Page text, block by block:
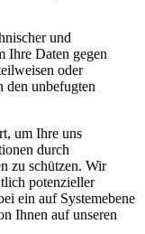
und
Ihre Daten gegen
oder
den unbefugten
um Ihre uns
durch
zu schützen. Wir
potenzieller
ein auf Systemebene
Ihnen auf unseren